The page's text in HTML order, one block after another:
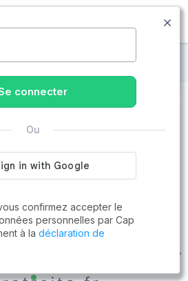
MENU
à Void-Vacon
connecter
Ou
confirmez accepter le
personnelles par Cap
à la déclaration de